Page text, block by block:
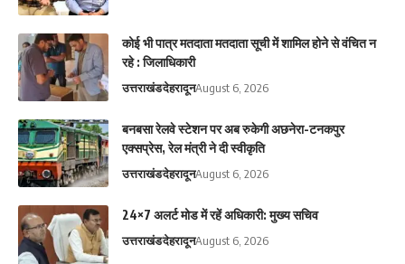
कोई भी पात्र मतदाता मतदाता सूची में शामिल होने से वंचित न
रहे : जिलाधिकारी
उत्तराखंडदेहरादूनAugust 6, 2026
बनबसा रेलवे स्टेशन पर अब रुकेगी अछनेरा-टनकपुर
एक्सप्रेस, रेल मंत्री ने दी स्वीकृति
उत्तराखंडदेहरादूनAugust 6, 2026
24×7 अलर्ट मोड में रहें अधिकारी: मुख्य सचिव
उत्तराखंडदेहरादूनAugust 6, 2026